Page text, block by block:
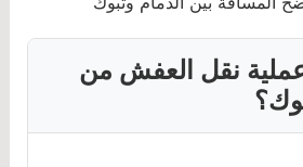
نقل العفش من